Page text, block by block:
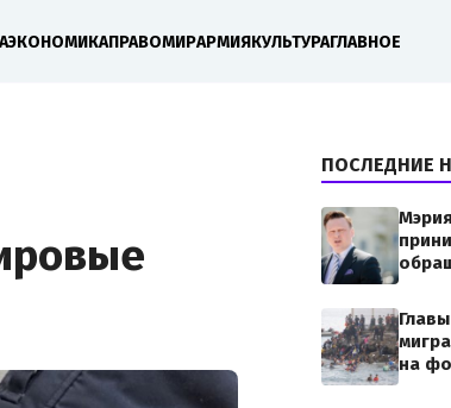
ЭКОНОМИКАПРАВОМИРАРМИЯКУЛЬТУРАГЛАВНОЕ
ПОСЛЕДНИЕ
на